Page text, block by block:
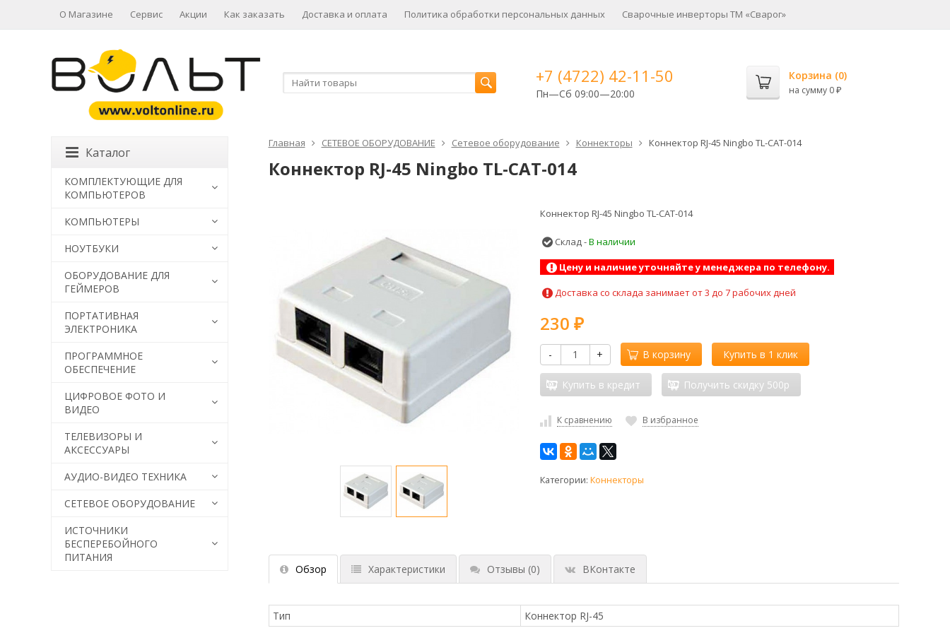
О Магазине Сервис Акции Как заказать Доставка и оплата Политика обработки персональных данных Сварочные инверторы ТМ «Сварог»
+7 (4722) 42-11-50
Пн—Сб 09:00—20:00
Корзина (0)
на сумму 0 ₽
Главная СЕТЕВОЕ ОБОРУДОВАНИЕ Cетевое оборудование Коннекторы Коннектор RJ-45 Ningbo TL-CAT-014
Коннектор RJ-45 Ningbo TL-CAT-014
Коннектор RJ-45 Ningbo TL-CAT-014
Склад -В наличии
Цену и наличие уточняйте у менеджера по телефону.
Доставка со склада занимает от 3 до 7 рабочих дней
230 ₽
- + В корзину Купить в 1 клик
Купить в кредит Получить скидку 500р
К сравнению В избранное
Категории: Коннекторы
Обзор Характеристики Отзывы (0) ВКонтакте
Тип Коннектор RJ-45
Каталог
КОМПЛЕКТУЮЩИЕ ДЛЯ
КОМПЬЮТЕРОВ
КОМПЬЮТЕРЫ
НОУТБУКИ
ОБОРУДОВАНИЕ ДЛЯ
ГЕЙМЕРОВ
ПОРТАТИВНАЯ
ЭЛЕКТРОНИКА
ПРОГРАММНОЕ
ОБЕСПЕЧЕНИЕ
ЦИФРОВОЕ ФОТО И
ВИДЕО
ТЕЛЕВИЗОРЫ И
АКСЕССУАРЫ
АУДИО-ВИДЕО ТЕХНИКА
СЕТЕВОЕ ОБОРУДОВАНИЕ
ИСТОЧНИКИ
БЕСПЕРЕБОЙНОГО
ПИТАНИЯ